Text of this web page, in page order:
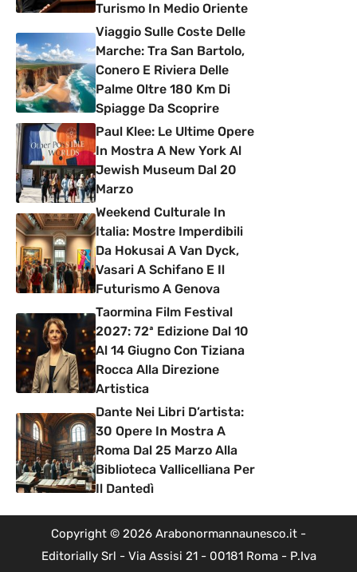
Turismo In Medio Oriente
Viaggio Sulle Coste Delle
Marche: Tra San Bartolo,
Conero E Riviera Delle
Palme Oltre 180 Km Di
Spiagge Da Scoprire
Paul Klee: Le Ultime Opere
In Mostra A New York Al
Jewish Museum Dal 20
Marzo
Weekend Culturale In
Italia: Mostre Imperdibili
Da Hokusai A Van Dyck,
Vasari A Schifano E Il
Futurismo A Genova
Taormina Film Festival
2027: 72ª Edizione Dal 10
Al 14 Giugno Con Tiziana
Rocca Alla Direzione
Artistica
Dante Nei Libri D’artista:
30 Opere In Mostra A
Roma Dal 25 Marzo Alla
Biblioteca Vallicelliana Per
Il Dantedì
Copyright © 2026 Arabonormannaunesco.it -
Editorially Srl - Via Assisi 21 - 00181 Roma - P.Iva